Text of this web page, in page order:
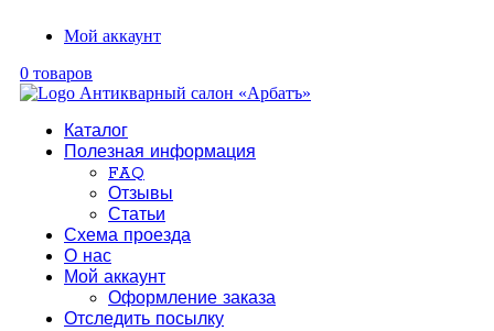
Мой аккаунт
0 товаров
Каталог
Полезная информация
FAQ
Отзывы
Статьи
Схема проезда
О нас
Мой аккаунт
Оформление заказа
Отследить посылку